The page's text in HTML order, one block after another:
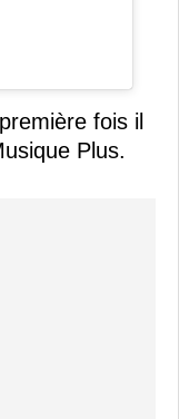
fois il
Plus.